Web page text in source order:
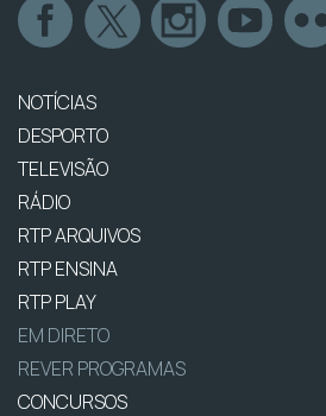
NOTÍCIAS
DESPORTO
TELEVISÃO
RÁDIO
RTP ARQUIVOS
RTP ENSINA
RTP PLAY
EM DIRETO
REVER PROGRAMAS
CONCURSOS